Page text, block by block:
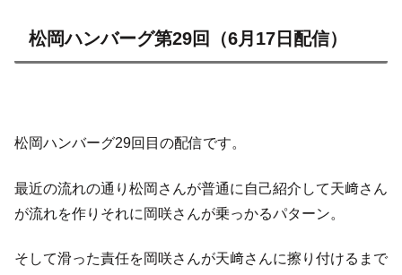
松岡ハンバーグ第29回（6月17日配信）
松岡ハンバーグ29回目の配信です。
最近の流れの通り松岡さんが普通に自己紹介して天﨑さん
が流れを作りそれに岡咲さんが乗っかるパターン。
そして滑った責任を岡咲さんが天﨑さんに擦り付けるまで